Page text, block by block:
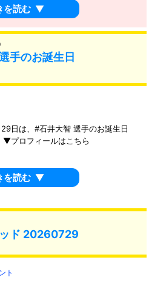
を読む ▼
手のお誕生日
日は、#石井大智 選手のお誕生日
▼プロフィールはこちら
を読む ▼
ド 20260729
ト